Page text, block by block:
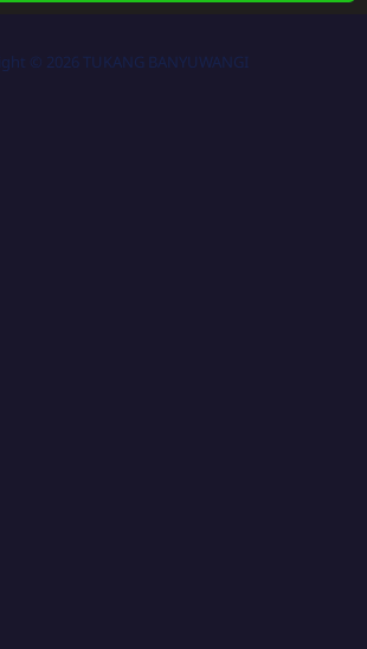
© 2026 TUKANG BANYUWANGI